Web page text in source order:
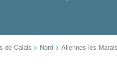
de-Calais > Nord > Allennes-les-Marais